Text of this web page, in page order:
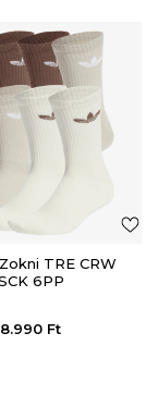
TRE CRW
6PP
8.990 Ft